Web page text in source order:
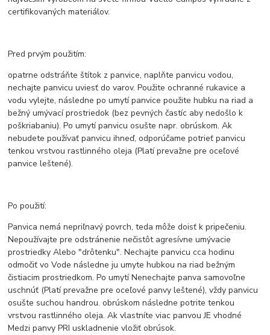
certifikovaných materiálov.
Pred prvým použitím:
opatrne odstráňte štítok z panvice, naplňte panvicu vodou,
nechajte panvicu uviesť do varov. Použite ochranné rukavice a
vodu vylejte, následne po umytí panvice použite hubku na riad a
bežný umývací prostriedok (bez pevných častíc aby nedošlo k
poškriabaniu). Po umytí panvicu osušte napr. obrúskom. Ak
nebudete používať panvicu ihneď, odporúčame potrieť panvicu
tenkou vrstvou rastlinného oleja (Platí prevažne pre oceľové
panvice leštené).
Po použití:
Panvica nemá nepriľnavý povrch, teda môže doisť k pripečeniu.
Nepoužívajte pre odstránenie nečistôt agresívne umývacie
prostriedky Alebo "drôtenku". Nechajte panvicu cca hodinu
odmočiť vo Vode následne ju umyte hubkou na riad bežným
čistiacim prostriedkom. Po umytí Nenechajte panva samovoľne
uschnúť (Platí prevažne pre oceľové panvy leštené), vždy panvicu
osušte suchou handrou. obrúskom následne potrite tenkou
vrstvou rastlinného oleja. Ak vlastníte viac panvou JE vhodné
Medzi panvy PRI uskladnenie vložiť obrúsok.